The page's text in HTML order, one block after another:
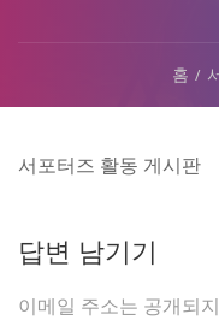
홈
서포터즈 활동 게시판
답변 남기기
이메일 주소는 공개되